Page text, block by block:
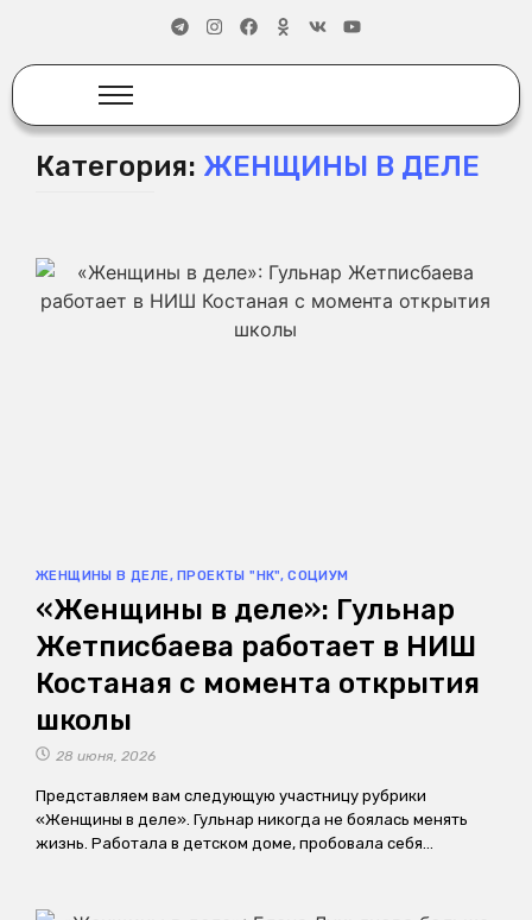
Категория: ЖЕНЩИНЫ В ДЕЛЕ
ЖЕНЩИНЫ В ДЕЛЕ, ПРОЕКТЫ "НК", СОЦИУМ
«Женщины в деле»: Гульнар
Жетписбаева работает в НИШ
Костаная с момента открытия
школы
28 июня, 2026
Представляем вам следующую участницу рубрики
«Женщины в деле». Гульнар никогда не боялась менять
жизнь. Работала в детском доме, пробовала себя…